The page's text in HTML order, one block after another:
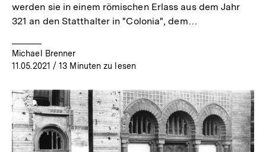
werden sie in einem römischen Erlass aus dem Jahr
321 an den Statthalter in "Colonia", dem…
Michael Brenner
11.05.2021 / 13 Minuten zu lesen